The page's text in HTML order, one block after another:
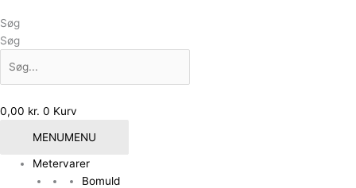
Søg
Søg
0,00 kr. 0 Kurv
MENUMENU
Metervarer
Bomuld